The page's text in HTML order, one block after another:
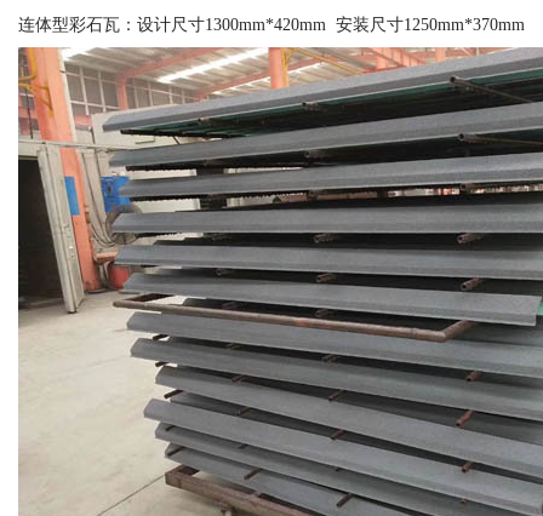
连体型彩石瓦：设计尺寸1300mm*420mm 安装尺寸1250mm*370mm